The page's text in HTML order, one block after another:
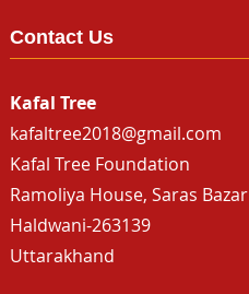
Contact Us
Kafal Tree
kafaltree2018@gmail.com
Kafal Tree Foundation
Ramoliya House, Saras Bazar
Haldwani-263139
Uttarakhand